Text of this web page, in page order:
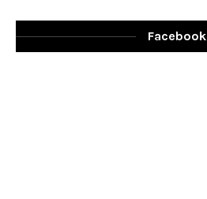
Facebook